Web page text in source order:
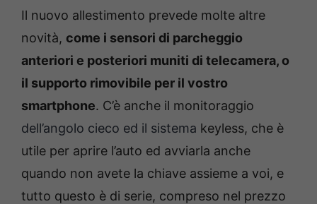
Il nuovo allestimento prevede molte altre
novità, come i sensori di parcheggio
anteriori e posteriori muniti di telecamera, o
il supporto rimovibile per il vostro
smartphone. C’è anche il monitoraggio
dell’angolo cieco ed il sistema keyless, che è
utile per aprire l’auto ed avviarla anche
quando non avete la chiave assieme a voi, e
tutto questo è di serie, compreso nel prezzo